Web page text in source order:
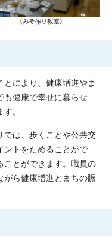
により、健康増進やま
も健康で幸せに暮らせ
。
は、歩くことや公共交
ントをためることがで
ことができます。職員の
がら健康増進とまちの賑